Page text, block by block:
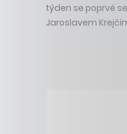
týden se poprvé
Jaroslavem